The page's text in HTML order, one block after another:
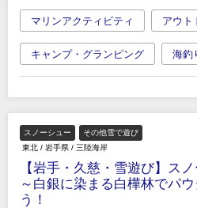
マリンアクティビティ アウト
キャンプ・グランピング 海釣
スノーシュー
その他雪で遊び
東北 / 岩手県 / 三陸海岸
【岩手・久慈・雪遊び】ス
～白銀に染まる白樺林でパ
う！